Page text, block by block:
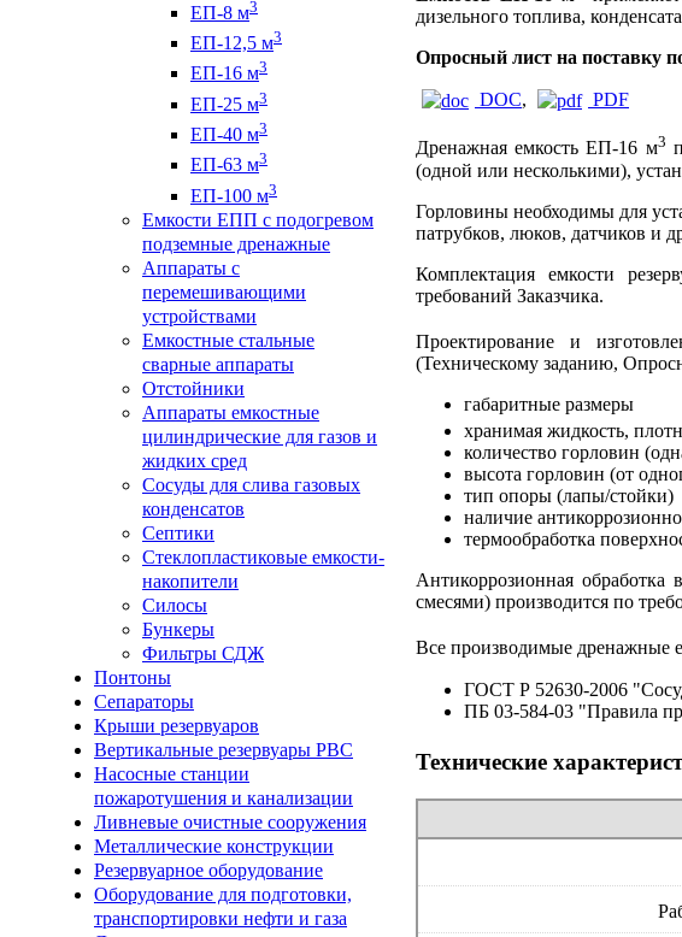
ЕП-8 м3
ЕП-12,5 м3
ЕП-16 м3
ЕП-25 м3
ЕП-40 м3
ЕП-63 м3
ЕП-100 м3
Емкости ЕПП с подогревом
подземные дренажные
Аппараты с
перемешивающими
устройствами
Емкостные стальные
сварные аппараты
Отстойники
Аппараты емкостные
цилиндрические для газов и
жидких сред
Сосуды для слива газовых
конденсатов
Септики
Стеклопластиковые емкости-
накопители
Силосы
Бункеры
Фильтры СДЖ
Понтоны
Сепараторы
Крыши резервуаров
Вертикальные резервуары РВС
Насосные станции
пожаротушения и канализации
Ливневые очистные сооружения
Металлические конструкции
Резервуарное оборудование
Оборудование для подготовки,
транспортировки нефти и газа
дизельного топлива,
Опросный лист на поставку
DOC, PDF
Дренажная емкость ЕП-16 м3
(одной или несколькими),
Горловины необходимы для
патрубков, люков, датчиков и
Комплектация емкости
требований Заказчика.
Проектирование и
(Техническому заданию,
габаритные размеры
хранимая жидкость,
количество горловин
высота горловин (от
тип опоры (лапы/стойки)
наличие
термообработка
Антикоррозионная
смесями) производится по
Все производимые дренажные
ГОСТ Р 52630-2006
ПБ 03-584-03 "Правила
Технические